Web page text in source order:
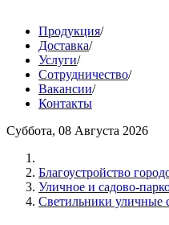
Продукция/
Доставка/
Услуги/
Сотрудничество/
Вакансии/
Контакты
Суббота, 08 Августа 2026
Благоустройство
Уличное и садово-
Светильники уличные